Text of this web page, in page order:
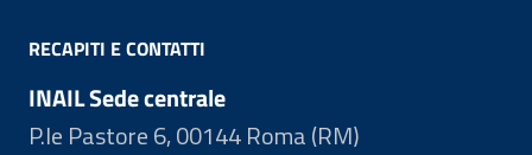
RECAPITI E CONTATTI
INAIL Sede centrale
P.le Pastore 6, 00144 Roma (RM)